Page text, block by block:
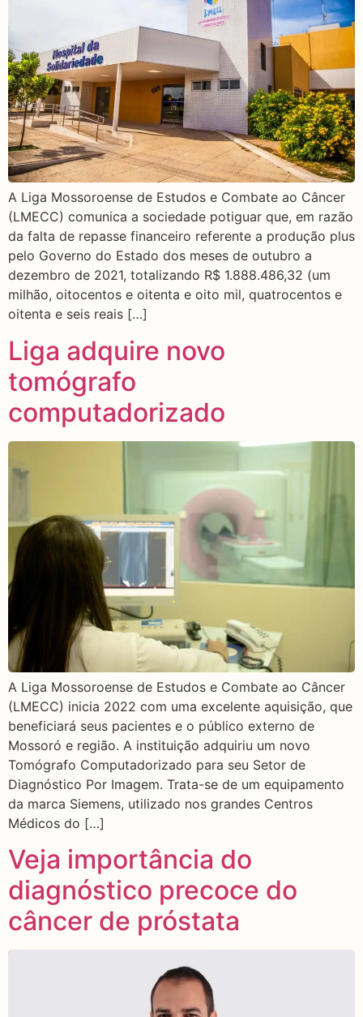
A Liga Mossoroense de Estudos e Combate ao Câncer
(LMECC) comunica a sociedade potiguar que, em razão
da falta de repasse financeiro referente a produção plus
pelo Governo do Estado dos meses de outubro a
dezembro de 2021, totalizando R$ 1.888.486,32 (um
milhão, oitocentos e oitenta e oito mil, quatrocentos e
oitenta e seis reais […]
Liga adquire novo
tomógrafo
computadorizado
A Liga Mossoroense de Estudos e Combate ao Câncer
(LMECC) inicia 2022 com uma excelente aquisição, que
beneficiará seus pacientes e o público externo de
Mossoró e região. A instituição adquiriu um novo
Tomógrafo Computadorizado para seu Setor de
Diagnóstico Por Imagem. Trata-se de um equipamento
da marca Siemens, utilizado nos grandes Centros
Médicos do […]
Veja importância do
diagnóstico precoce do
câncer de próstata